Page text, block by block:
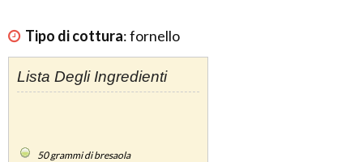
Tipo di cottura:fornello
Lista Degli Ingredienti
50grammi di bresaola